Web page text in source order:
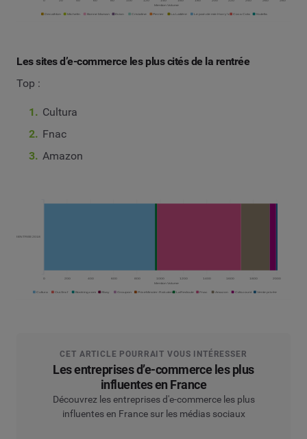
Les sites d’e-commerce les plus cités de la rentrée
Top :
Cultura
Fnac
Amazon
CET ARTICLE POURRAIT VOUS INTÉRESSER
Les entreprises d’e-commerce les plus
influentes en France
Découvrez les entreprises d'e-commerce les plus
influentes en France sur les médias sociaux